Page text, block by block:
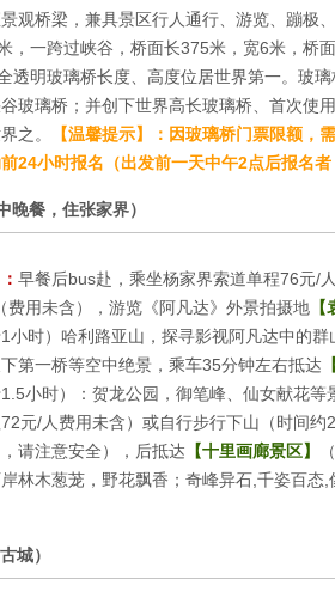
观桥梁，兼具景区行人通行、游览、蹦极
，一跨过峡谷，桥面长375米，宽6米，桥
透明玻璃桥长度、高度位居世界第一。玻
玻璃桥；并创下世界高长玻璃桥、首次使
之。
【温馨提示】：因玻璃桥门票限额，
24小时报名（出发前一天中午2点后报名者
餐，住张家界）
早餐后bus赴，乘坐杨家界索道单程76元/
费用未含），游览《阿凡达》外景拍摄地
小时）哈利路亚山，探寻影视阿凡达中的
第一桥等空中绝景，乘车35分钟左右抵达
小时）：贺龙公园，御笔峰、仙女献花等
元/人费用未含）或自行步行下山（时间约
请注意安全），后抵达 【十里画廊景区】
林木葱茏，野花飘香；奇峰异石,千姿百态,
城）